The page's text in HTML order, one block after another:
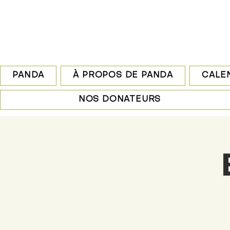
PANDA À PROPOS DE PANDA
NOS DONATEURS